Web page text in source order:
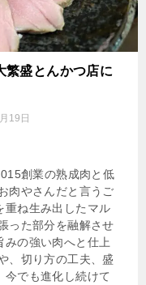
繁盛とんかつ店に
19日
創業の熟成肉と低
肉やさんだと言うご
重ね生み出したマル
った部分を融解させ
みの強い肉へと仕上
、切り方の工夫、盛
今でも進化し続けて